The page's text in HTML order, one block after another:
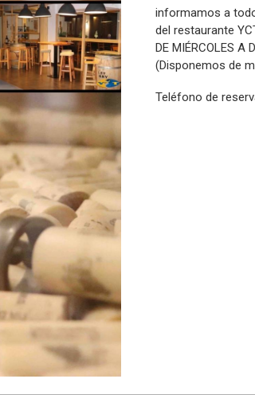
informamos a
del restaurante
DE MIÉRCOLES A
(Disponemos de
Teléfono de